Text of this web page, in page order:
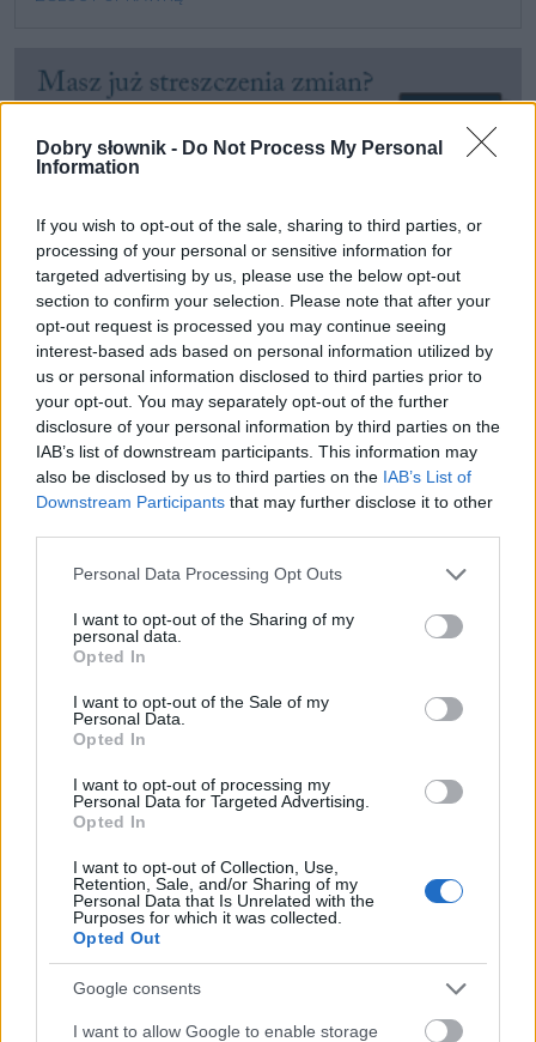
Dobry słownik - Do Not Process My Personal
Information
If you wish to opt-out of the sale, sharing to third parties, or
processing of your personal or sensitive information for
targeted advertising by us, please use the below opt-out
section to confirm your selection. Please note that after your
opt-out request is processed you may continue seeing
interest-based ads based on personal information utilized by
us or personal information disclosed to third parties prior to
your opt-out. You may separately opt-out of the further
disclosure of your personal information by third parties on the
IAB’s list of downstream participants. This information may
also be disclosed by us to third parties on the IAB’s List of
Downstream Participants that may further disclose it to other
Please note that this website/app uses one or more Google
not limited to your visit or usage behaviour. You may click to
grant or deny consent to Google and its third-party tags to
use your data for below specified purposes in below Google
consent section.
Personal Data Processing Opt Outs
I want to opt-out of the Sharing of my
personal data.
Opted In
I want to opt-out of the Sale of my
Personal Data.
Opted In
I want to opt-out of processing my
Personal Data for Targeted Advertising.
Opted In
I want to opt-out of Collection, Use,
Retention, Sale, and/or Sharing of my
Personal Data that Is Unrelated with the
Purposes for which it was collected.
Opted Out
Google consents
I want to allow Google to enable storage
Pozostały wątpliwości? Brakuje czegoś w haśle?
Zobacz, co zyskują abonenci Dobrego słownika.
SPRAWDŹ
Często sprawdzane
Odmiana:saniamiczysańmi
Buty od Prady, czyliodz nazwą firmy, projektanta itp.
Jak odmienia się
Ciekawostki
harnasz— Czymże jest harnasz (w słownikach)
czasownik— Rodzaj nijaki czasownika w czasie przeszłym
Mogą Cię zainteresować również hasła